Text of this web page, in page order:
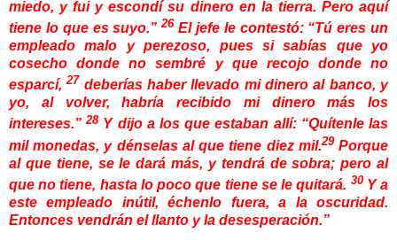
miedo, y fui y escondí su dinero en la tierra. Pero aquí
tiene lo que es suyo.” 26 El jefe le contestó: “Tú eres un
empleado malo y perezoso, pues si sabías que yo
cosecho donde no sembré y que recojo donde no
esparcí, 27 deberías haber llevado mi dinero al banco, y
yo, al volver, habría recibido mi dinero más los
intereses.” 28 Y dijo a los que estaban allí: “Quítenle las
mil monedas, y dénselas al que tiene diez mil.29 Porque
al que tiene, se le dará más, y tendrá de sobra; pero al
que no tiene, hasta lo poco que tiene se le quitará. 30 Y a
este empleado inútil, échenlo
fuera, a la oscuridad.
Entonces vendrán el llanto y la desesperación.”